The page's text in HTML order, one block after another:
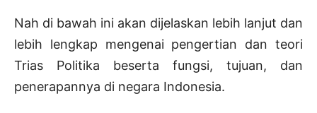
Nah di bawah ini akan dijelaskan lebih lanjut dan
lebih lengkap mengenai pengertian dan teori
Trias Politika beserta fungsi, tujuan, dan
penerapannya di negara Indonesia.